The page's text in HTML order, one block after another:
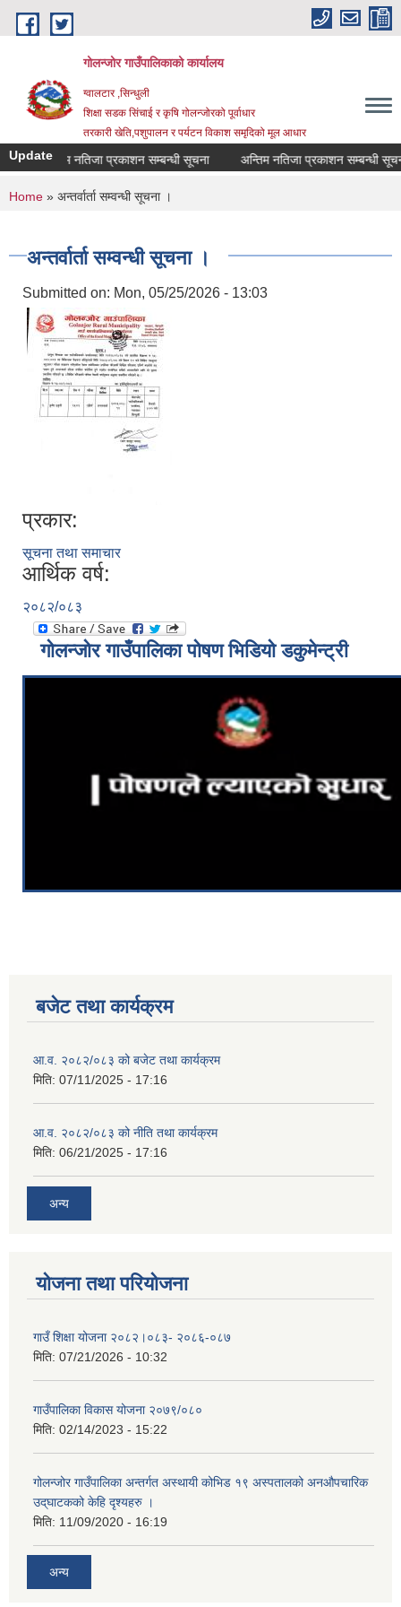
Skip to main content
गोलन्जोर गाउँपालिकाको कार्यालय
ग्वालटार ,सिन्धुली
शिक्षा सडक सिंचाई र कृषि गोलन्जोरको पूर्वाधार
तरकारी खेति,पशुपालन र पर्यटन विकाश समृदिको मूल आधार
Update
अन्तिम नतिजा प्रकाशन सम्बन्धी सूचना अन्तिम नतिजा प्रकाशन सम्बन्धी सूचना।
You are here
Home » अन्तर्वार्ता सम्वन्धी सूचना ।
अन्तर्वार्ता सम्वन्धी सूचना ।
Submitted on: Mon, 05/25/2026 - 13:03
प्रकार:
सूचना तथा समाचार
आर्थिक वर्ष:
२०८२/०८३
गोलन्जोर गाउँपालिका पोषण भिडियो डकुमेन्ट्री
बजेट तथा कार्यक्रम
आ.व. २०८२/०८३ को बजेट तथा कार्यक्रम
मिति: 07/11/2025 - 17:16
आ.व. २०८२/०८३ को नीति तथा कार्यक्रम
मिति: 06/21/2025 - 17:16
अन्य
योजना तथा परियोजना
गाउँ शिक्षा योजना २०८२।०८३- २०८६-०८७
मिति: 07/21/2026 - 10:32
गाउँपालिका विकास योजना २०७९/०८०
मिति: 02/14/2023 - 15:22
गोलन्जोर गाउँपालिका अन्तर्गत अस्थायी कोभिड १९ अस्पतालको अनऔपचारिक
उद्‌घाटकको केहि दृश्यहरु ।
मिति: 11/09/2020 - 16:19
अन्य